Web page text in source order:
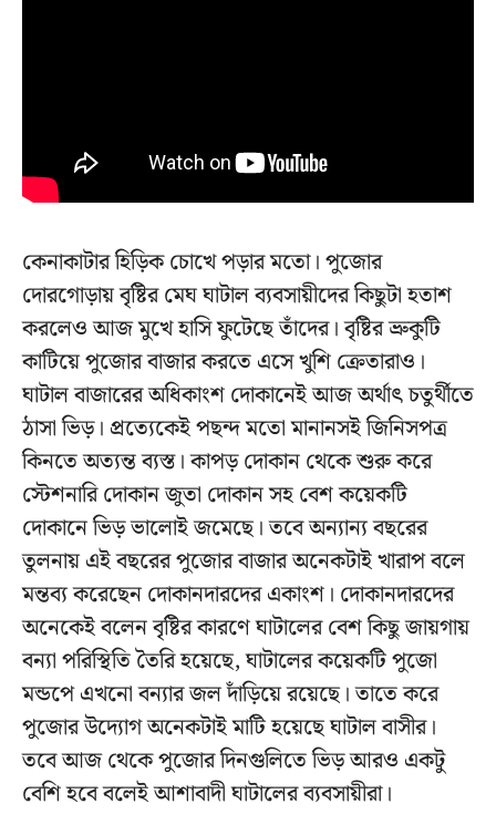
কেনাকাটার হিড়িক চোখে পড়ার মতো। পুজোর
দোরগোড়ায় বৃষ্টির মেঘ ঘাটাল ব্যবসায়ীদের কিছুটা হতাশ
করলেও আজ মুখে হাসি ফুটেছে তাঁদের। বৃষ্টির ভ্রুকুটি
কাটিয়ে পুজোর বাজার করতে এসে খুশি ক্রেতারাও।
ঘাটাল বাজারের অধিকাংশ দোকানেই আজ অর্থাৎ চতুর্থীতে
ঠাসা ভিড়। প্রত্যেকেই পছন্দ মতো মানানসই জিনিসপত্র
কিনতে অত্যন্ত ব্যস্ত। কাপড় দোকান থেকে শুরু করে
স্টেশনারি দোকান জুতা দোকান সহ বেশ কয়েকটি
দোকানে ভিড় ভালোই জমেছে। তবে অন্যান্য বছরের
তুলনায় এই বছরের পুজোর বাজার অনেকটাই খারাপ বলে
মন্তব্য করেছেন দোকানদারদের একাংশ। দোকানদারদের
অনেকেই বলেন বৃষ্টির কারণে ঘাটালের বেশ কিছু জায়গায়
বন্যা পরিস্থিতি তৈরি হয়েছে, ঘাটালের কয়েকটি পুজো
মন্ডপে এখনো বন্যার জল দাঁড়িয়ে রয়েছে। তাতে করে
পুজোর উদ্যোগ অনেকটাই মাটি হয়েছে ঘাটাল বাসীর।
তবে আজ থেকে পুজোর দিনগুলিতে ভিড় আরও একটু
বেশি হবে বলেই আশাবাদী ঘাটালের ব্যবসায়ীরা।